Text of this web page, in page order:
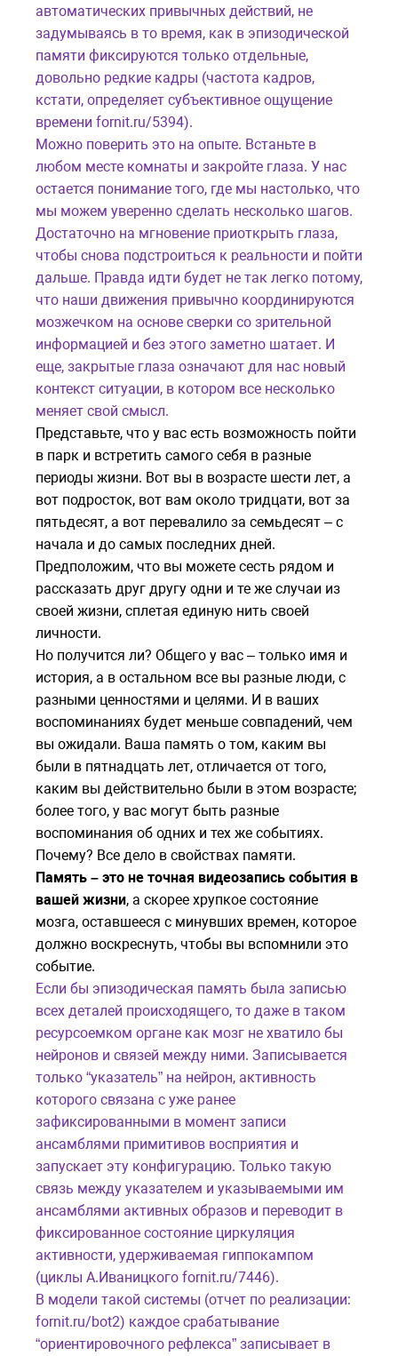
автоматических привычных действий, не
задумываясь в то время, как в эпизодической
памяти фиксируются только отдельные,
довольно редкие кадры (частота кадров,
кстати, определяет субъективное ощущение
времени fornit.ru/5394).
Можно поверить это на опыте. Встаньте в
любом месте комнаты и закройте глаза. У нас
остается понимание того, где мы настолько, что
мы можем уверенно сделать несколько шагов.
Достаточно на мгновение приоткрыть глаза,
чтобы снова подстроиться к реальности и пойти
дальше. Правда идти будет не так легко потому,
что наши движения привычно координируются
мозжечком на основе сверки со зрительной
информацией и без этого заметно шатает. И
еще, закрытые глаза означают для нас новый
контекст ситуации, в котором все несколько
меняет свой смысл.
Представьте, что у вас есть возможность пойти
в парк и встретить самого себя в разные
периоды жизни. Вот вы в возрасте шести лет, а
вот подросток, вот вам около тридцати, вот за
пятьдесят, а вот перевалило за семьдесят – с
начала и до самых последних дней.
Предположим, что вы можете сесть рядом и
рассказать друг другу одни и те же случаи из
своей жизни, сплетая единую нить своей
личности.
Но получится ли? Общего у вас – только имя и
история, а в остальном все вы разные люди, с
разными ценностями и целями. И в ваших
воспоминаниях будет меньше совпадений, чем
вы ожидали. Ваша память о том, каким вы
были в пятнадцать лет, отличается от того,
каким вы действительно были в этом возрасте;
более того, у вас могут быть разные
воспоминания об одних и тех же событиях.
Почему? Все дело в свойствах памяти.
Память – это не точная видеозапись события в
вашей жизни, а скорее хрупкое состояние
мозга, оставшееся с минувших времен, которое
должно воскреснуть, чтобы вы вспомнили это
событие.
Если бы эпизодическая память была записью
всех деталей происходящего, то даже в таком
ресурсоемком органе как мозг не хватило бы
нейронов и связей между ними. Записывается
только “указатель” на нейрон, активность
которого связана с уже ранее
зафиксированными в момент записи
ансамблями примитивов восприятия и
запускает эту конфигурацию. Только такую
связь между указателем и указываемыми им
ансамблями активных образов и переводит в
фиксированное состояние циркуляция
активности, удерживаемая гиппокампом
(циклы А.Иваницкого fornit.ru/7446).
В модели такой системы (отчет по реализации:
fornit.ru/bot2) каждое срабатывание
“ориентировочного рефлекса” записывает в